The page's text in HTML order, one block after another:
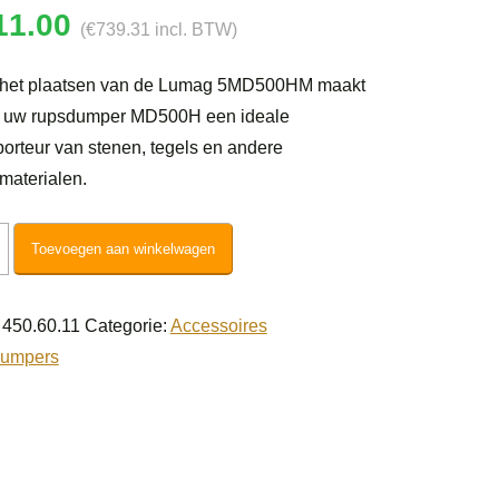
(€739.31 incl. BTW)
plaatsen van de Lumag 5MD500HM maakt
rupsdumper MD500H een ideale
van stenen, tegels en andere
Toevoegen aan winkelwagen
450.60.11 Categorie: Accessoires